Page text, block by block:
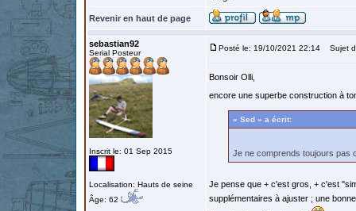
Revenir en haut de page
sebastian92
Serial Posteur
Inscrit le: 01 Sep 2015
Localisation: Hauts de seine
Âge: 62
Posté le: 19/10/2021 22:14 Sujet
Bonsoir Olli,
encore une superbe construction à
« Sed » a écrit:
Je ne comprends toujours pas
Je pense que + c'est gros, + c'est
supplémentaires à ajuster ; une